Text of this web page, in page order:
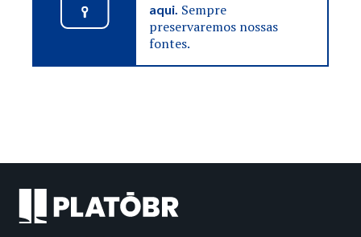
aqui. Sempre
preservaremos nossas
fontes.